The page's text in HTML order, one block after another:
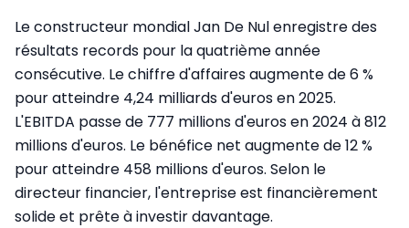
Le constructeur mondial Jan De Nul enregistre des
résultats records pour la quatrième année
consécutive. Le chiffre d'affaires augmente de 6 %
pour atteindre 4,24 milliards d'euros en 2025.
L'EBITDA passe de 777 millions d'euros en 2024 à 812
millions d'euros. Le bénéfice net augmente de 12 %
pour atteindre 458 millions d'euros. Selon le
directeur financier, l'entreprise est financièrement
solide et prête à investir davantage.